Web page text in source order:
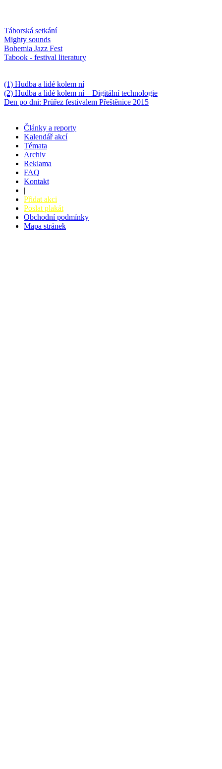
Táborská setkání
Mighty sounds
Bohemia Jazz Fest
Tabook - festival literatury
(1) Hudba a lidé kolem ní
(2) Hudba a lidé kolem ní – Digitální technologie
Den po dni: Průřez festivalem Přeštěnice 2015
Články a reporty
Kalendář akcí
Témata
Archiv
Reklama
FAQ
Kontakt
|
Přidat akci
Poslat plakát
Obchodní podmínky
Mapa stránek